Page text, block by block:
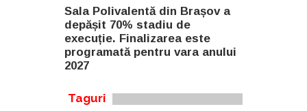
Sala Polivalentă din Brașov a
depășit 70% stadiu de
execuție. Finalizarea este
programată pentru vara anului
2027
Taguri